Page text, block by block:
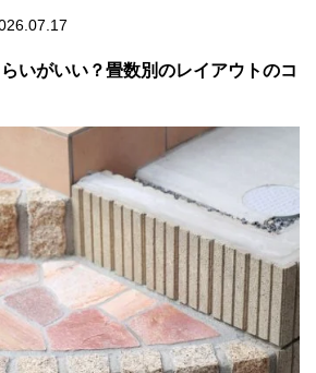
いがいい？畳数別のレイアウトのコ